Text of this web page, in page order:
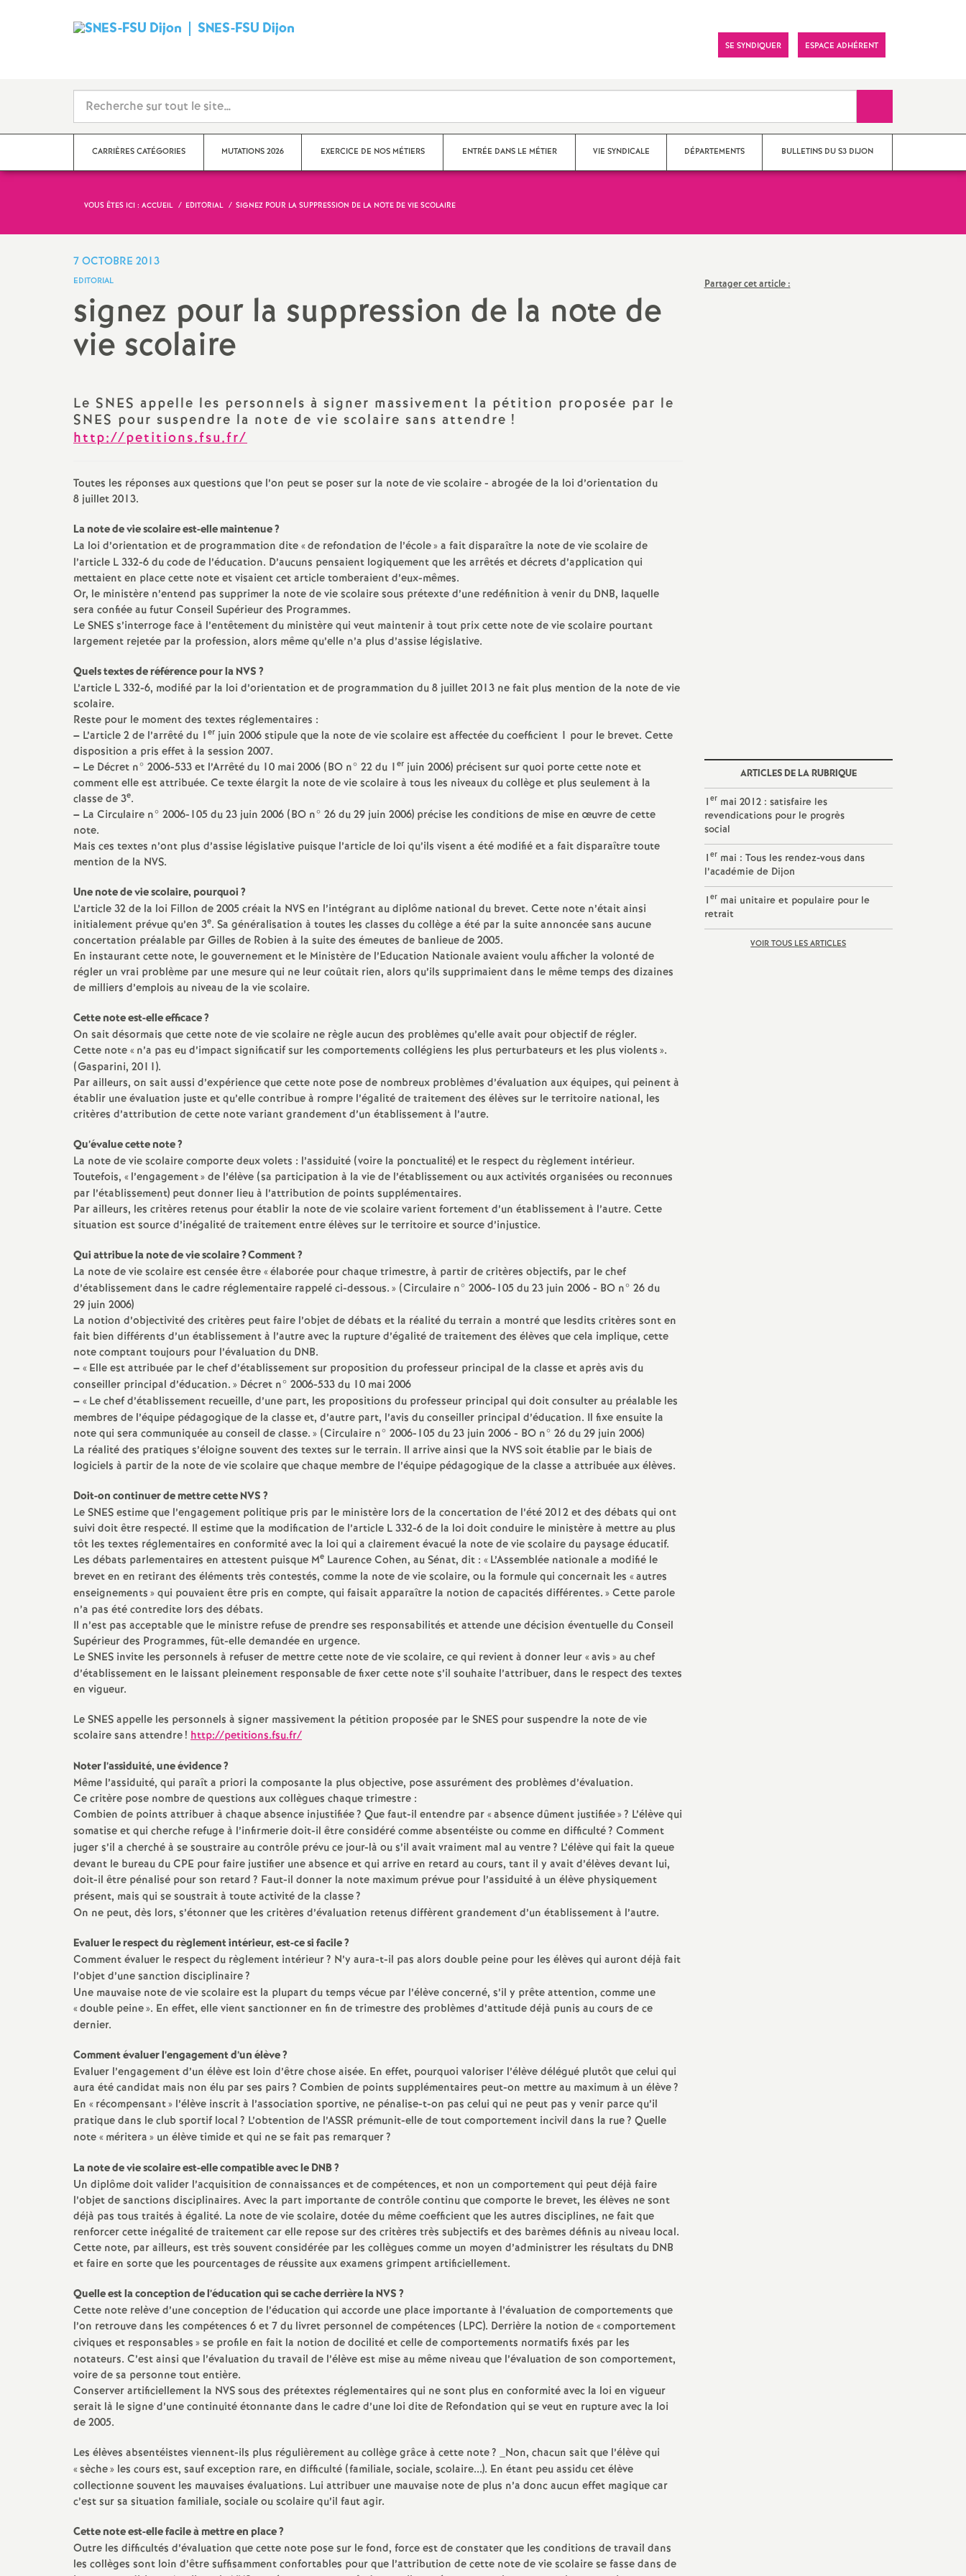
SNES-FSU Dijon
n
i
t
N
t
o
a
l
d
s
E
n
s
e
g
n
e
m
e
n
s
d
e
S
e
c
o
n
d
d
e
g
r
é
d
e
i
j
o
n
Visitez
notreSE SYNDIQUER ESPACE ADHÉRENT
CARRIÈRES CATÉGORIES
Catégories
Hors classe
PPCR - Rendez-vous de
carrière
Retraites
Circulaires/Notes services
MUTATIONS 2026 EXERCICE DE NOS MÉTIERS
Pratiques professionnelles
Santé au travail
TZR
ENTRÉE DANS LE MÉTIER VIE SYNDICALE
Académique (CAA) du SNES
Congrès du SNES-FSU 2018
Instances académiques
DÉPARTEMENTS BULLETINS DU S3 DIJON
VOUS ÊTES ICI : ACCUEIL EDITORIAL SIGNEZ POUR LA SUPPRESSION DE LA NOTE DE VIE SCOLAIRE
7 OCTOBRE 2013
EDITORIAL
signez pour la suppression de la note de
vie scolaire
Partager cet article :
Le SNES appelle les personnels à signer massivement la pétition proposée par le
SNES pour suspendre la note de vie scolaire sans attendre !
http://petitions.fsu.fr/
Toutes les réponses aux questions que l’on peut se poser sur la note de vie scolaire - abrogée de la loi d’orientation du
8 juillet 2013.
La note de vie scolaire est-elle maintenue?
La loi d’orientation et de programmation dite «de refondation de l’école» a fait disparaître la note de vie scolaire de
l’article L 332-6 du code de l’éducation. D’aucuns pensaient logiquement que les arrêtés et décrets d’application qui
mettaient en place cette note et visaient cet article tomberaient d’eux-mêmes.
Or, le ministère n’entend pas supprimer la note de vie scolaire sous prétexte d’une redéfinition à venir du DNB, laquelle
sera confiée au futur Conseil Supérieur des Programmes.
Le SNES s’interroge face à l’entêtement du ministère qui veut maintenir à tout prix cette note de vie scolaire pourtant
largement rejetée par la profession, alors même qu’elle n’a plus d’assise législative.
Quels textes de référence pour la NVS?
L’article L 332-6, modifié par la loi d’orientation et de programmation du 8 juillet 2013 ne fait plus mention de la note de vie
scolaire.
Reste pour le moment des textes réglementaires :
– L’article 2 de l’arrêté du 1er juin 2006 stipule que la note de vie scolaire est affectée du coefficient 1 pour le brevet. Cette
disposition a pris effet à la session 2007.
– Le Décret n° 2006-533 et l’Arrêté du 10 mai 2006 (BO n° 22 du 1er juin 2006) précisent sur quoi porte cette note et
comment elle est attribuée. Ce texte élargit la note de vie scolaire à tous les niveaux du collège et plus seulement à la
classe de 3e.
– La Circulaire n° 2006-105 du 23 juin 2006 (BO n° 26 du 29 juin 2006) précise les conditions de mise en œuvre de cette
note.
Mais ces textes n’ont plus d’assise législative puisque l’article de loi qu’ils visent a été modifié et a fait disparaître toute
mention de la NVS.
Une note de vie scolaire, pourquoi?
L’article 32 de la loi Fillon de 2005 créait la NVS en l’intégrant au diplôme national du brevet. Cette note n’était ainsi
initialement prévue qu’en 3e. Sa généralisation à toutes les classes du collège a été par la suite annoncée sans aucune
concertation préalable par Gilles de Robien à la suite des émeutes de banlieue de 2005.
En instaurant cette note, le gouvernement et le Ministère de l’Education Nationale avaient voulu afficher la volonté de
régler un vrai problème par une mesure qui ne leur coûtait rien, alors qu’ils supprimaient dans le même temps des dizaines
de milliers d’emplois au niveau de la vie scolaire.
Cette note est-elle efficace?
On sait désormais que cette note de vie scolaire ne règle aucun des problèmes qu’elle avait pour objectif de régler.
Cette note «n’a pas eu d’impact significatif sur les comportements collégiens les plus perturbateurs et les plus violents».
(Gasparini, 2011).
Par ailleurs, on sait aussi d’expérience que cette note pose de nombreux problèmes d’évaluation aux équipes, qui peinent à
établir une évaluation juste et qu’elle contribue à rompre l’égalité de traitement des élèves sur le territoire national, les
critères d’attribution de cette note variant grandement d’un établissement à l’autre.
Qu’évalue cette note?
La note de vie scolaire comporte deux volets : l’assiduité (voire la ponctualité) et le respect du règlement intérieur.
Toutefois, «l’engagement» de l’élève (sa participation à la vie de l’établissement ou aux activités organisées ou reconnues
par l’établissement) peut donner lieu à l’attribution de points supplémentaires.
Par ailleurs, les critères retenus pour établir la note de vie scolaire varient fortement d’un établissement à l’autre. Cette
situation est source d’inégalité de traitement entre élèves sur le territoire et source d’injustice.
Qui attribue la note de vie scolaire? Comment?
La note de vie scolaire est censée être «élaborée pour chaque trimestre, à partir de critères objectifs, par le chef
d’établissement dans le cadre réglementaire rappelé ci-dessous.» (Circulaire n° 2006-105 du 23 juin 2006 - BO n° 26 du
29 juin 2006)
La notion d’objectivité des critères peut faire l’objet de débats et la réalité du terrain a montré que lesdits critères sont en
fait bien différents d’un établissement à l’autre avec la rupture d’égalité de traitement des élèves que cela implique, cette
note comptant toujours pour l’évaluation du DNB.
–«Elle est attribuée par le chef d’établissement sur proposition du professeur principal de la classe et après avis du
conseiller principal d’éducation.» Décret n° 2006-533 du 10 mai 2006
–«Le chef d’établissement recueille, d’une part, les propositions du professeur principal qui doit consulter au préalable les
membres de l’équipe pédagogique de la classe et, d’autre part, l’avis du conseiller principal d’éducation. Il fixe ensuite la
note qui sera communiquée au conseil de classe.» (Circulaire n° 2006-105 du 23 juin 2006 - BO n° 26 du 29 juin 2006)
La réalité des pratiques s’éloigne souvent des textes sur le terrain. Il arrive ainsi que la NVS soit établie par le biais de
logiciels à partir de la note de vie scolaire que chaque membre de l’équipe pédagogique de la classe a attribuée aux élèves.
Doit-on continuer de mettre cette NVS?
Le SNES estime que l’engagement politique pris par le ministère lors de la concertation de l’été 2012 et des débats qui ont
suivi doit être respecté. Il estime que la modification de l’article L 332-6 de la loi doit conduire le ministère à mettre au plus
tôt les textes réglementaires en conformité avec la loi qui a clairement évacué la note de vie scolaire du paysage éducatif.
Les débats parlementaires en attestent puisque Me Laurence Cohen, au Sénat, dit : «L’Assemblée nationale a modifié le
brevet en en retirant des éléments très contestés, comme la note de vie scolaire, ou la formule qui concernait les «autres
enseignements» qui pouvaient être pris en compte, qui faisait apparaître la notion de capacités différentes.» Cette parole
n’a pas été contredite lors des débats.
Il n’est pas acceptable que le ministre refuse de prendre ses responsabilités et attende une décision éventuelle du Conseil
Supérieur des Programmes, fût-elle demandée en urgence.
Le SNES invite les personnels à refuser de mettre cette note de vie scolaire, ce qui revient à donner leur «avis» au chef
d’établissement en le laissant pleinement responsable de fixer cette note s’il souhaite l’attribuer, dans le respect des textes
en vigueur.
Le SNES appelle les personnels à signer massivement la pétition proposée par le SNES pour suspendre la note de vie
scolaire sans attendre! http://petitions.fsu.fr/
Noter l’assiduité, une évidence?
Même l’assiduité, qui paraît a priori la composante la plus objective, pose assurément des problèmes d’évaluation.
Ce critère pose nombre de questions aux collègues chaque trimestre :
Combien de points attribuer à chaque absence injustifiée? Que faut-il entendre par «absence dûment justifiée»? L’élève qui
somatise et qui cherche refuge à l’infirmerie doit-il être considéré comme absentéiste ou comme en difficulté? Comment
juger s’il a cherché à se soustraire au contrôle prévu ce jour-là ou s’il avait vraiment mal au ventre? L’élève qui fait la queue
devant le bureau du CPE pour faire justifier une absence et qui arrive en retard au cours, tant il y avait d’élèves devant lui,
doit-il être pénalisé pour son retard? Faut-il donner la note maximum prévue pour l’assiduité à un élève physiquement
présent, mais qui se soustrait à toute activité de la classe?
On ne peut, dès lors, s’étonner que les critères d’évaluation retenus diffèrent grandement d’un établissement à l’autre.
Evaluer le respect du règlement intérieur, est-ce si facile?
Comment évaluer le respect du règlement intérieur? N’y aura-t-il pas alors double peine pour les élèves qui auront déjà fait
l’objet d’une sanction disciplinaire?
Une mauvaise note de vie scolaire est la plupart du temps vécue par l’élève concerné, s’il y prête attention, comme une
«double peine». En effet, elle vient sanctionner en fin de trimestre des problèmes d’attitude déjà punis au cours de ce
dernier.
Comment évaluer l’engagement d’un élève?
Evaluer l’engagement d’un élève est loin d’être chose aisée. En effet, pourquoi valoriser l’élève délégué plutôt que celui qui
aura été candidat mais non élu par ses pairs? Combien de points supplémentaires peut-on mettre au maximum à un élève?
En «récompensant» l’élève inscrit à l’association sportive, ne pénalise-t-on pas celui qui ne peut pas y venir parce qu’il
pratique dans le club sportif local? L’obtention de l’ASSR prémunit-elle de tout comportement incivil dans la rue? Quelle
note «méritera» un élève timide et qui ne se fait pas remarquer?
La note de vie scolaire est-elle compatible avec le DNB?
Un diplôme doit valider l’acquisition de connaissances et de compétences, et non un comportement qui peut déjà faire
l’objet de sanctions disciplinaires. Avec la part importante de contrôle continu que comporte le brevet, les élèves ne sont
déjà pas tous traités à égalité. La note de vie scolaire, dotée du même coefficient que les autres disciplines, ne fait que
renforcer cette inégalité de traitement car elle repose sur des critères très subjectifs et des barèmes définis au niveau local.
Cette note, par ailleurs, est très souvent considérée par les collègues comme un moyen d’administrer les résultats du DNB
et faire en sorte que les pourcentages de réussite aux examens grimpent artificiellement.
Quelle est la conception de l’éducation qui se cache derrière la NVS?
Cette note relève d’une conception de l’éducation qui accorde une place importante à l’évaluation de comportements que
l’on retrouve dans les compétences 6 et 7 du livret personnel de compétences (LPC). Derrière la notion de «comportement
civiques et responsables» se profile en fait la notion de docilité et celle de comportements normatifs fixés par les
notateurs. C’est ainsi que l’évaluation du travail de l’élève est mise au même niveau que l’évaluation de son comportement,
voire de sa personne tout entière.
Conserver artificiellement la NVS sous des prétextes réglementaires qui ne sont plus en conformité avec la loi en vigueur
serait là le signe d’une continuité étonnante dans le cadre d’une loi dite de Refondation qui se veut en rupture avec la loi
de 2005.
Les élèves absentéistes viennent-ils plus régulièrement au collège grâce à cette note? _Non, chacun sait que l’élève qui
«sèche» les cours est, sauf exception rare, en difficulté (familiale, sociale, scolaire...). En étant peu assidu cet élève
collectionne souvent les mauvaises évaluations. Lui attribuer une mauvaise note de plus n’a donc aucun effet magique car
c’est sur sa situation familiale, sociale ou scolaire qu’il faut agir.
Cette note est-elle facile à mettre en place?
Outre les difficultés d’évaluation que cette note pose sur le fond, force est de constater que les conditions de travail dans
les collèges sont loin d’être suffisamment confortables pour que l’attribution de cette note de vie scolaire se fasse dans de
ARTICLES DE LA RUBRIQUE
1ermai 2012 : satisfaire les
revendications pour le progrès
social
1ermai : Tous les rendez-vous dans
l’académie de Dijon
1ermai unitaire et populaire pour le
retrait
VOIR TOUS LES ARTICLES